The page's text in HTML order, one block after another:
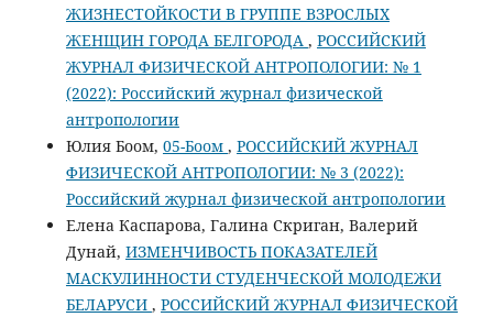
ЖИЗНЕСТОЙКОСТИ В ГРУППЕ ВЗРОСЛЫХ
ЖЕНЩИН ГОРОДА БЕЛГОРОДА , РОССИЙСКИЙ
ЖУРНАЛ ФИЗИЧЕСКОЙ АНТРОПОЛОГИИ: № 1
(2022): Российский журнал физической
антропологии
Юлия Боом, 05-Боом , РОССИЙСКИЙ ЖУРНАЛ
ФИЗИЧЕСКОЙ АНТРОПОЛОГИИ: № 3 (2022):
Российский журнал физической антропологии
Елена Каспарова, Галина Скриган, Валерий
Дунай, ИЗМЕНЧИВОСТЬ ПОКАЗАТЕЛЕЙ
МАСКУЛИННОСТИ СТУДЕНЧЕСКОЙ МОЛОДЕЖИ
БЕЛАРУСИ , РОССИЙСКИЙ ЖУРНАЛ ФИЗИЧЕСКОЙ